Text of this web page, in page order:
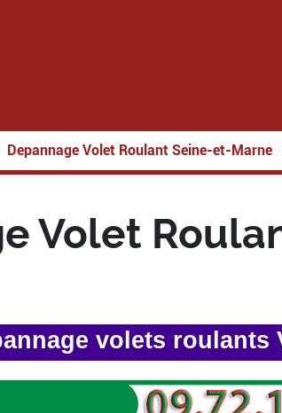
Depannage Volet Roulant Seine-et-Marne
Volet
volets roulants